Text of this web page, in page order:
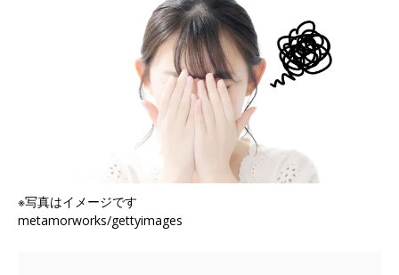
※写真はイメージです
metamorworks/gettyimages